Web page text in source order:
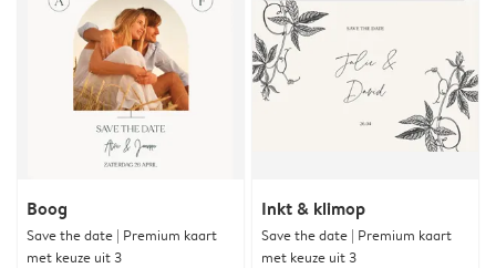
Boog
Save the date | Premium kaart
met keuze uit 3
Inkt & klimop
Save the date | Premium kaart
met keuze uit 3